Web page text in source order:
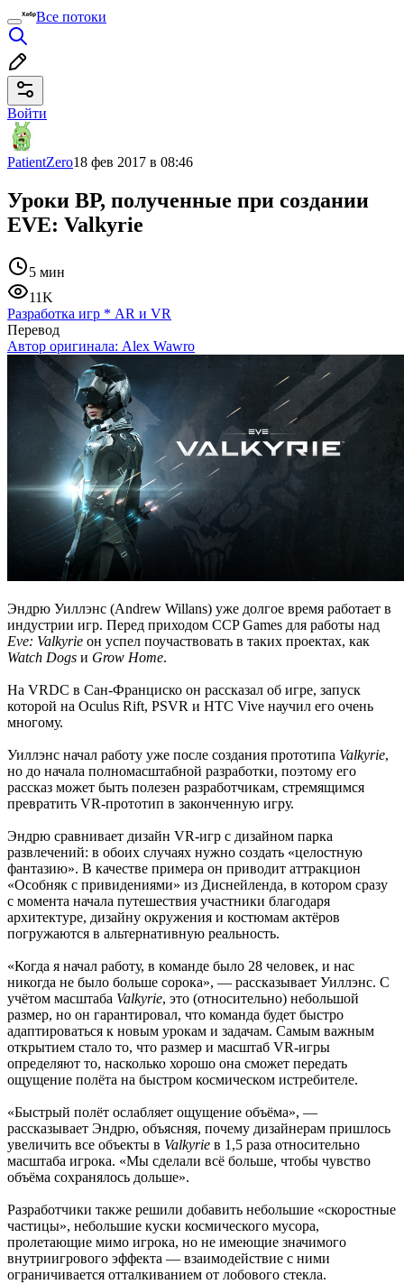
Все потоки
Войти
PatientZero18 фев 2017 в 08:46
Уроки ВР, полученные при создании
EVE: Valkyrie
5 мин
11K
Разработка игр * AR и VR
Перевод
Автор оригинала: Alex Wawro
Эндрю Уиллэнс (Andrew Willans) уже долгое время работает в
индустрии игр. Перед приходом CCP Games для работы над
Eve: Valkyrie он успел поучаствовать в таких проектах, как
Watch Dogs и Grow Home.
На VRDC в Сан-Франциско он рассказал об игре, запуск
которой на Oculus Rift, PSVR и HTC Vive научил его очень
многому.
Уиллэнс начал работу уже после создания прототипа Valkyrie,
но до начала полномасштабной разработки, поэтому его
рассказ может быть полезен разработчикам, стремящимся
превратить VR-прототип в законченную игру.
Эндрю сравнивает дизайн VR-игр с дизайном парка
развлечений: в обоих случаях нужно создать «целостную
фантазию». В качестве примера он приводит аттракцион
«Особняк с привидениями» из Диснейленда, в котором сразу
с момента начала путешествия участники благодаря
архитектуре, дизайну окружения и костюмам актёров
погружаются в альтернативную реальность.
«Когда я начал работу, в команде было 28 человек, и нас
никогда не было больше сорока», — рассказывает Уиллэнс. С
учётом масштаба Valkyrie, это (относительно) небольшой
размер, но он гарантировал, что команда будет быстро
адаптироваться к новым урокам и задачам. Самым важным
открытием стало то, что размер и масштаб VR-игры
определяют то, насколько хорошо она сможет передать
ощущение полёта на быстром космическом истребителе.
«Быстрый полёт ослабляет ощущение объёма», —
рассказывает Эндрю, объясняя, почему дизайнерам пришлось
увеличить все объекты в Valkyrie в 1,5 раза относительно
масштаба игрока. «Мы сделали всё больше, чтобы чувство
объёма сохранялось дольше».
Разработчики также решили добавить небольшие «скоростные
частицы», небольшие куски космического мусора,
пролетающие мимо игрока, но не имеющие значимого
внутриигрового эффекта — взаимодействие с ними
ограничивается отталкиванием от лобового стекла.